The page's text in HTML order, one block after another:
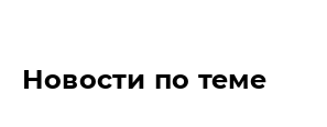
Новости по теме